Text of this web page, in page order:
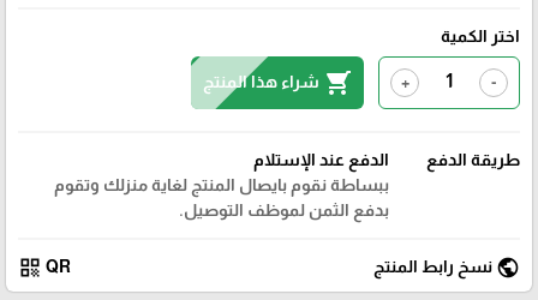
اختر الكمية
-
+
shopping_cart شراء هذا المنتج
طريقة الدفع
الدفع عند الإستلام
ببساطة نقوم بايصال المنتج لغاية منزلك وتقوم
بدفع الثمن لموظف التوصيل.
public نسخ رابط المنتج QR
qr_code